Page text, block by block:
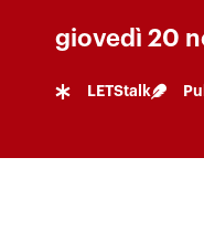
giovedì 20
LETStalk